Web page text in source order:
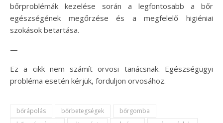
bőrproblémák kezelése során a legfontosabb a bőr
egészségének megőrzése és a megfelelő higiéniai
szokások betartása.
—
Ez a cikk nem számít orvosi tanácsnak. Egészségügyi
probléma esetén kérjük, forduljon orvosához.
bőrápolás bőrbetegségek
bőrgomba